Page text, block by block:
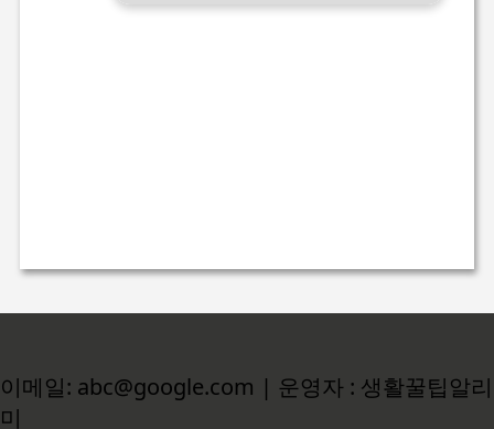
이메일: abc@google.com | 운영자 : 생활꿀팁알리
미